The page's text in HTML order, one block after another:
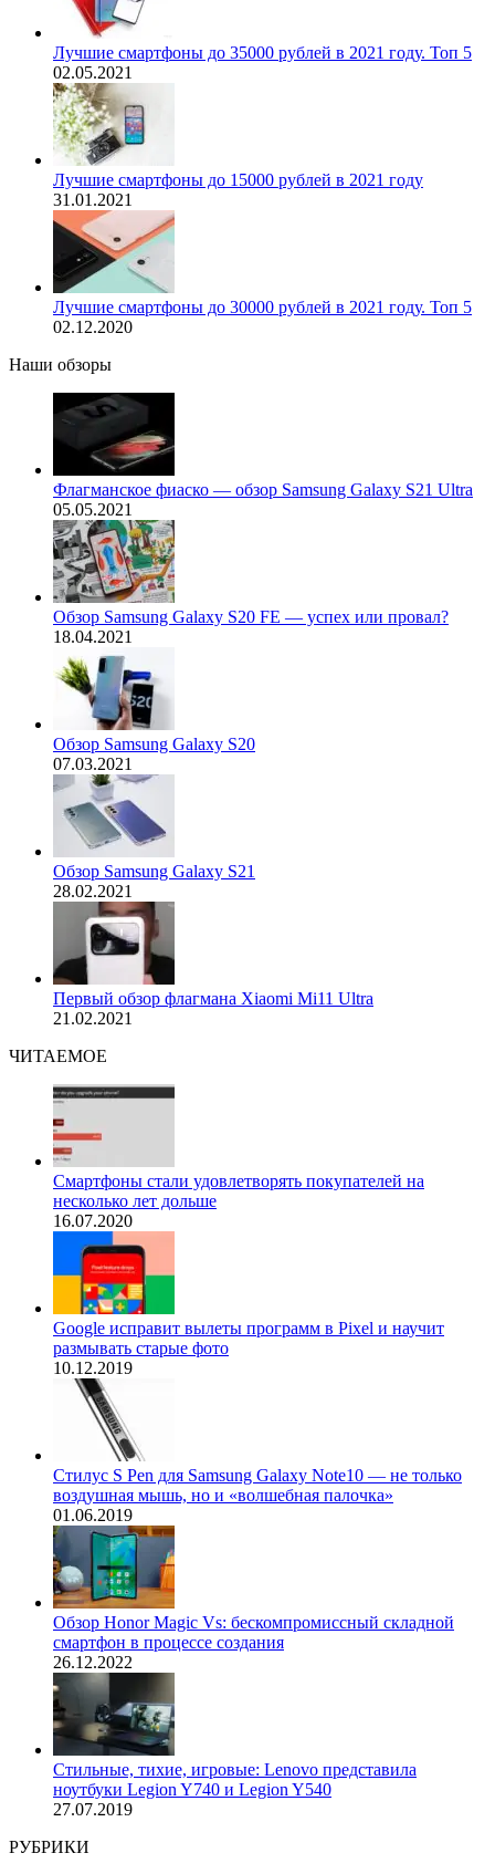
Лучшие смартфоны до 35000 рублей в 2021 году. Топ 5
02.05.2021
Лучшие смартфоны до 15000 рублей в 2021 году
31.01.2021
Лучшие смартфоны до 30000 рублей в 2021 году. Топ 5
02.12.2020
Наши обзоры
Флагманское фиаско — обзор Samsung Galaxy S21 Ultra
05.05.2021
Обзор Samsung Galaxy S20 FE — успех или провал?
18.04.2021
Обзор Samsung Galaxy S20
07.03.2021
Обзор Samsung Galaxy S21
28.02.2021
Первый обзор флагмана Xiaomi Mi11 Ultra
21.02.2021
ЧИТАЕМОЕ
Смартфоны стали удовлетворять покупателей на
несколько лет дольше
16.07.2020
Google исправит вылеты программ в Pixel и научит
размывать старые фото
10.12.2019
Стилус S Pen для Samsung Galaxy Note10 — не только
воздушная мышь, но и «волшебная палочка»
01.06.2019
Обзор Honor Magic Vs: бескомпромиссный складной
смартфон в процессе создания
26.12.2022
Стильные, тихие, игровые: Lenovo представила
ноутбуки Legion Y740 и Legion Y540
27.07.2019
РУБРИКИ